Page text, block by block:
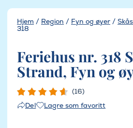
Hjem / Region / Fyn og øyer /
318
Feriehus nr. 318
Strand, Fyn og
(16)
Del
Lagre som favoritt